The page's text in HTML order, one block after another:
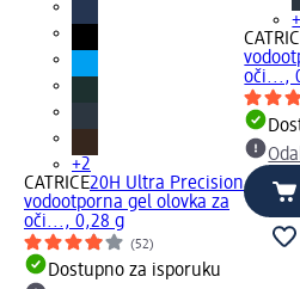
+2
CATRICE20H Ultra Precision
vodootporna gel olovka za
oči..., 0,28 g
(52)
Dostupno za isporuku
oči...,